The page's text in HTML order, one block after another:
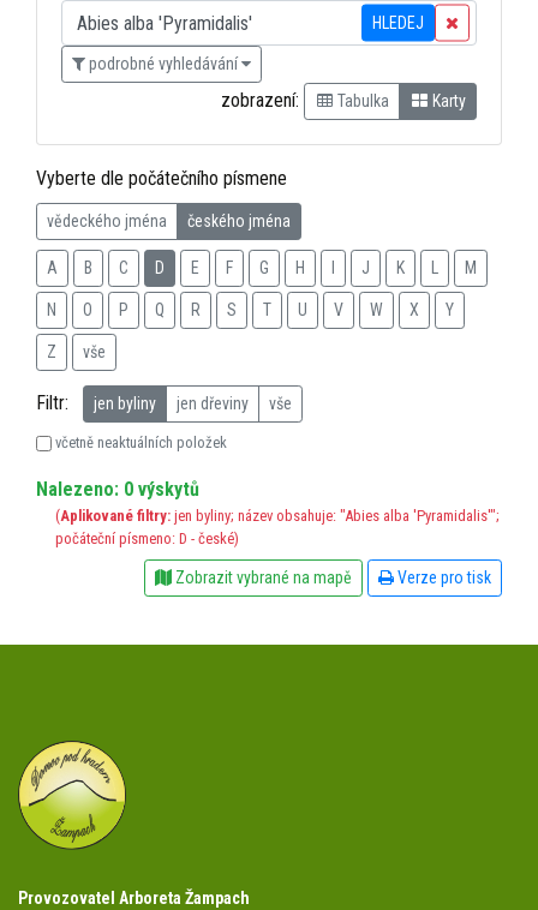
HLEDEJ
podrobné vyhledávání
zobrazení: Tabulka Karty
Vyberte dle počátečního písmene
vědeckého jména českého jména
A B C D E F G H J K M
N O P Q R S T U V W X Y
Z vše
Filtr: jen byliny jen dřeviny vše
včetně neaktuálních položek
Nalezeno: 0 výskytů
(Aplikované filtry: jen byliny; název obsahuje: "Abies alba 'Pyramidalis'";
počáteční písmeno: D - české)
Zobrazit vybrané na mapě Verze pro tisk
Provozovatel Arboreta Žampach